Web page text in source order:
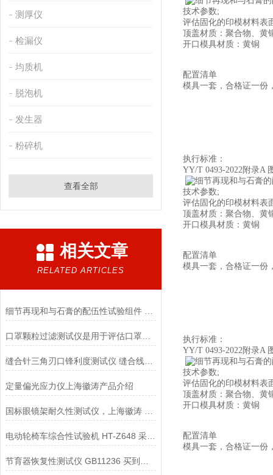
测厚仪
检漏仪
均质机
脱泡机
发生器
粉碎机
查看全部
相关文章
RELATED ARTICLES
缝合针三角刃口锋利度测试仪 缝合线要求
定量偏光应力仪上海徽涛产品介绍
电动轮椅车综合性试验机 HT-Z648 采样快速稳定
技术参数;
评估固化的印模材料表
顶盖材质：聚合物、黄
开口模具材质：黄铜
配置清单
模具一套，合格证一份
执行标准：
YY/T 0493-2022附录A
技术参数;
评估固化的印模材料表
顶盖材质：聚合物、黄
开口模具材质：黄铜
配置清单
模具一套，合格证一份
执行标准：
YY/T 0493-2022附录A
技术参数;
评估固化的印模材料表
顶盖材质：聚合物、黄
开口模具材质：黄铜
配置清单
模具一套，合格证一份